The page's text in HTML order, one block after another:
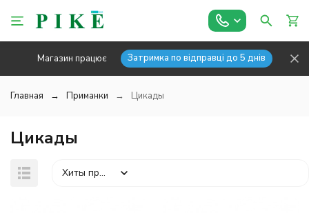
Магазин працює Затримка по відправці до 5 днів
Главная Приманки Цикады
Цикады
Хиты продаж